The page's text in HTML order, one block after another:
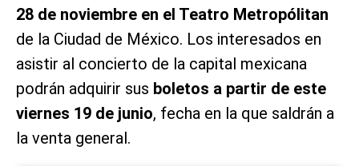
28 de noviembre en el Teatro Metropólitan
de la Ciudad de México. Los interesados en
asistir al concierto de la capital mexicana
podrán adquirir sus boletos a partir de este
viernes 19 de junio, fecha en la que saldrán a
la venta general.